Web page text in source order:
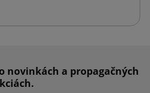
novinkách a propagačných